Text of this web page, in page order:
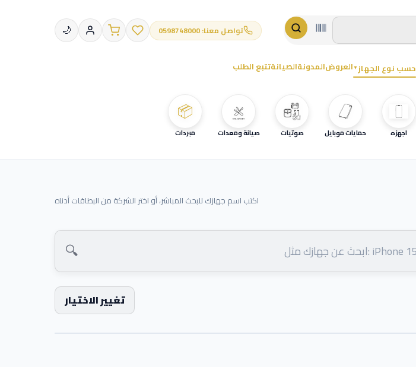
تواصل معنا: 0598748000 🌙
حسب نوع الجهاز ▼العروضالمدونةالصيانةتتبع الطلب
اجهزه حمايات موبايل صوتيات صيانة ومعدات
📦
مبردات
اكتب اسم جهازك للبحث المباشر، أو اختر الشركة من البطاقات أدناه
🔍
تغيير الاختيار